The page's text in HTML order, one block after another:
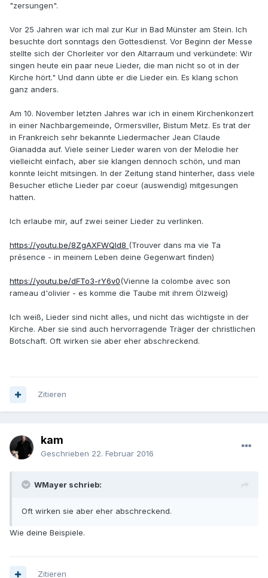
"zersungen".
Vor 25 Jahren war ich mal zur Kur in Bad Münster am Stein. Ich
besuchte dort sonntags den Gottesdienst. Vor Beginn der Messe
stellte sich der Chorleiter vor den Altarraum und verkündete: Wir
singen heute ein paar neue Lieder, die man nicht so ot in der
Kirche hört." Und dann übte er die Lieder ein. Es klang schon
ganz anders.
Am 10. November letzten Jahres war ich in einem Kirchenkonzert
in einer Nachbargemeinde, Ormersviller, Bistum Metz. Es trat der
in Frankreich sehr bekannte Liedermacher Jean Claude
Gianadda auf. Viele seiner Lieder waren von der Melodie her
vielleicht einfach, aber sie klangen dennoch schön, und man
konnte leicht mitsingen. In der Zeitung stand hinterher, dass viele
Besucher etliche Lieder par coeur (auswendig) mitgesungen
hatten.
Ich erlaube mir, auf zwei seiner Lieder zu verlinken.
https://youtu.be/8ZgAXFWQId8 (Trouver dans ma vie Ta
présence - in meinem Leben deine Gegenwart finden)
https://youtu.be/dFTo3-rY6v0(Vienne la colombe avec son
rameau d'olivier - es komme die Taube mit ihrem Ölzweig)
Ich weiß, Lieder sind nicht alles, und nicht das wichtigste in der
Kirche. Aber sie sind auch hervorragende Träger der christlichen
Botschaft. Oft wirken sie aber eher abschreckend.
Zitieren
kam
Geschrieben 22. Februar 2016
WMayer schrieb:
Oft wirken sie aber eher abschreckend.
Wie deine Beispiele.
Zitieren